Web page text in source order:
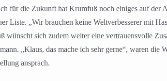
für die Zukunft hat Krumfuß noch einiges auf der
Liste. „Wir brauchen keine Weltverbesserer mit
wünscht sich zudem weiter eine vertrauensvolle
„Klaus, das mache ich sehr gerne“, waren die
ansprach.